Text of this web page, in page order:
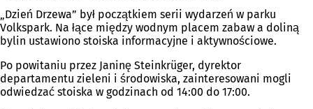
„Dzień Drzewa” był początkiem serii wydarzeń w parku
Volkspark. Na łące między wodnym placem zabaw a doliną
bylin ustawiono stoiska informacyjne i aktywnościowe.
Po powitaniu przez Janinę Steinkrüger, dyrektor
departamentu zieleni i środowiska, zainteresowani mogli
odwiedzać stoiska w godzinach od 14:00 do 17:00.